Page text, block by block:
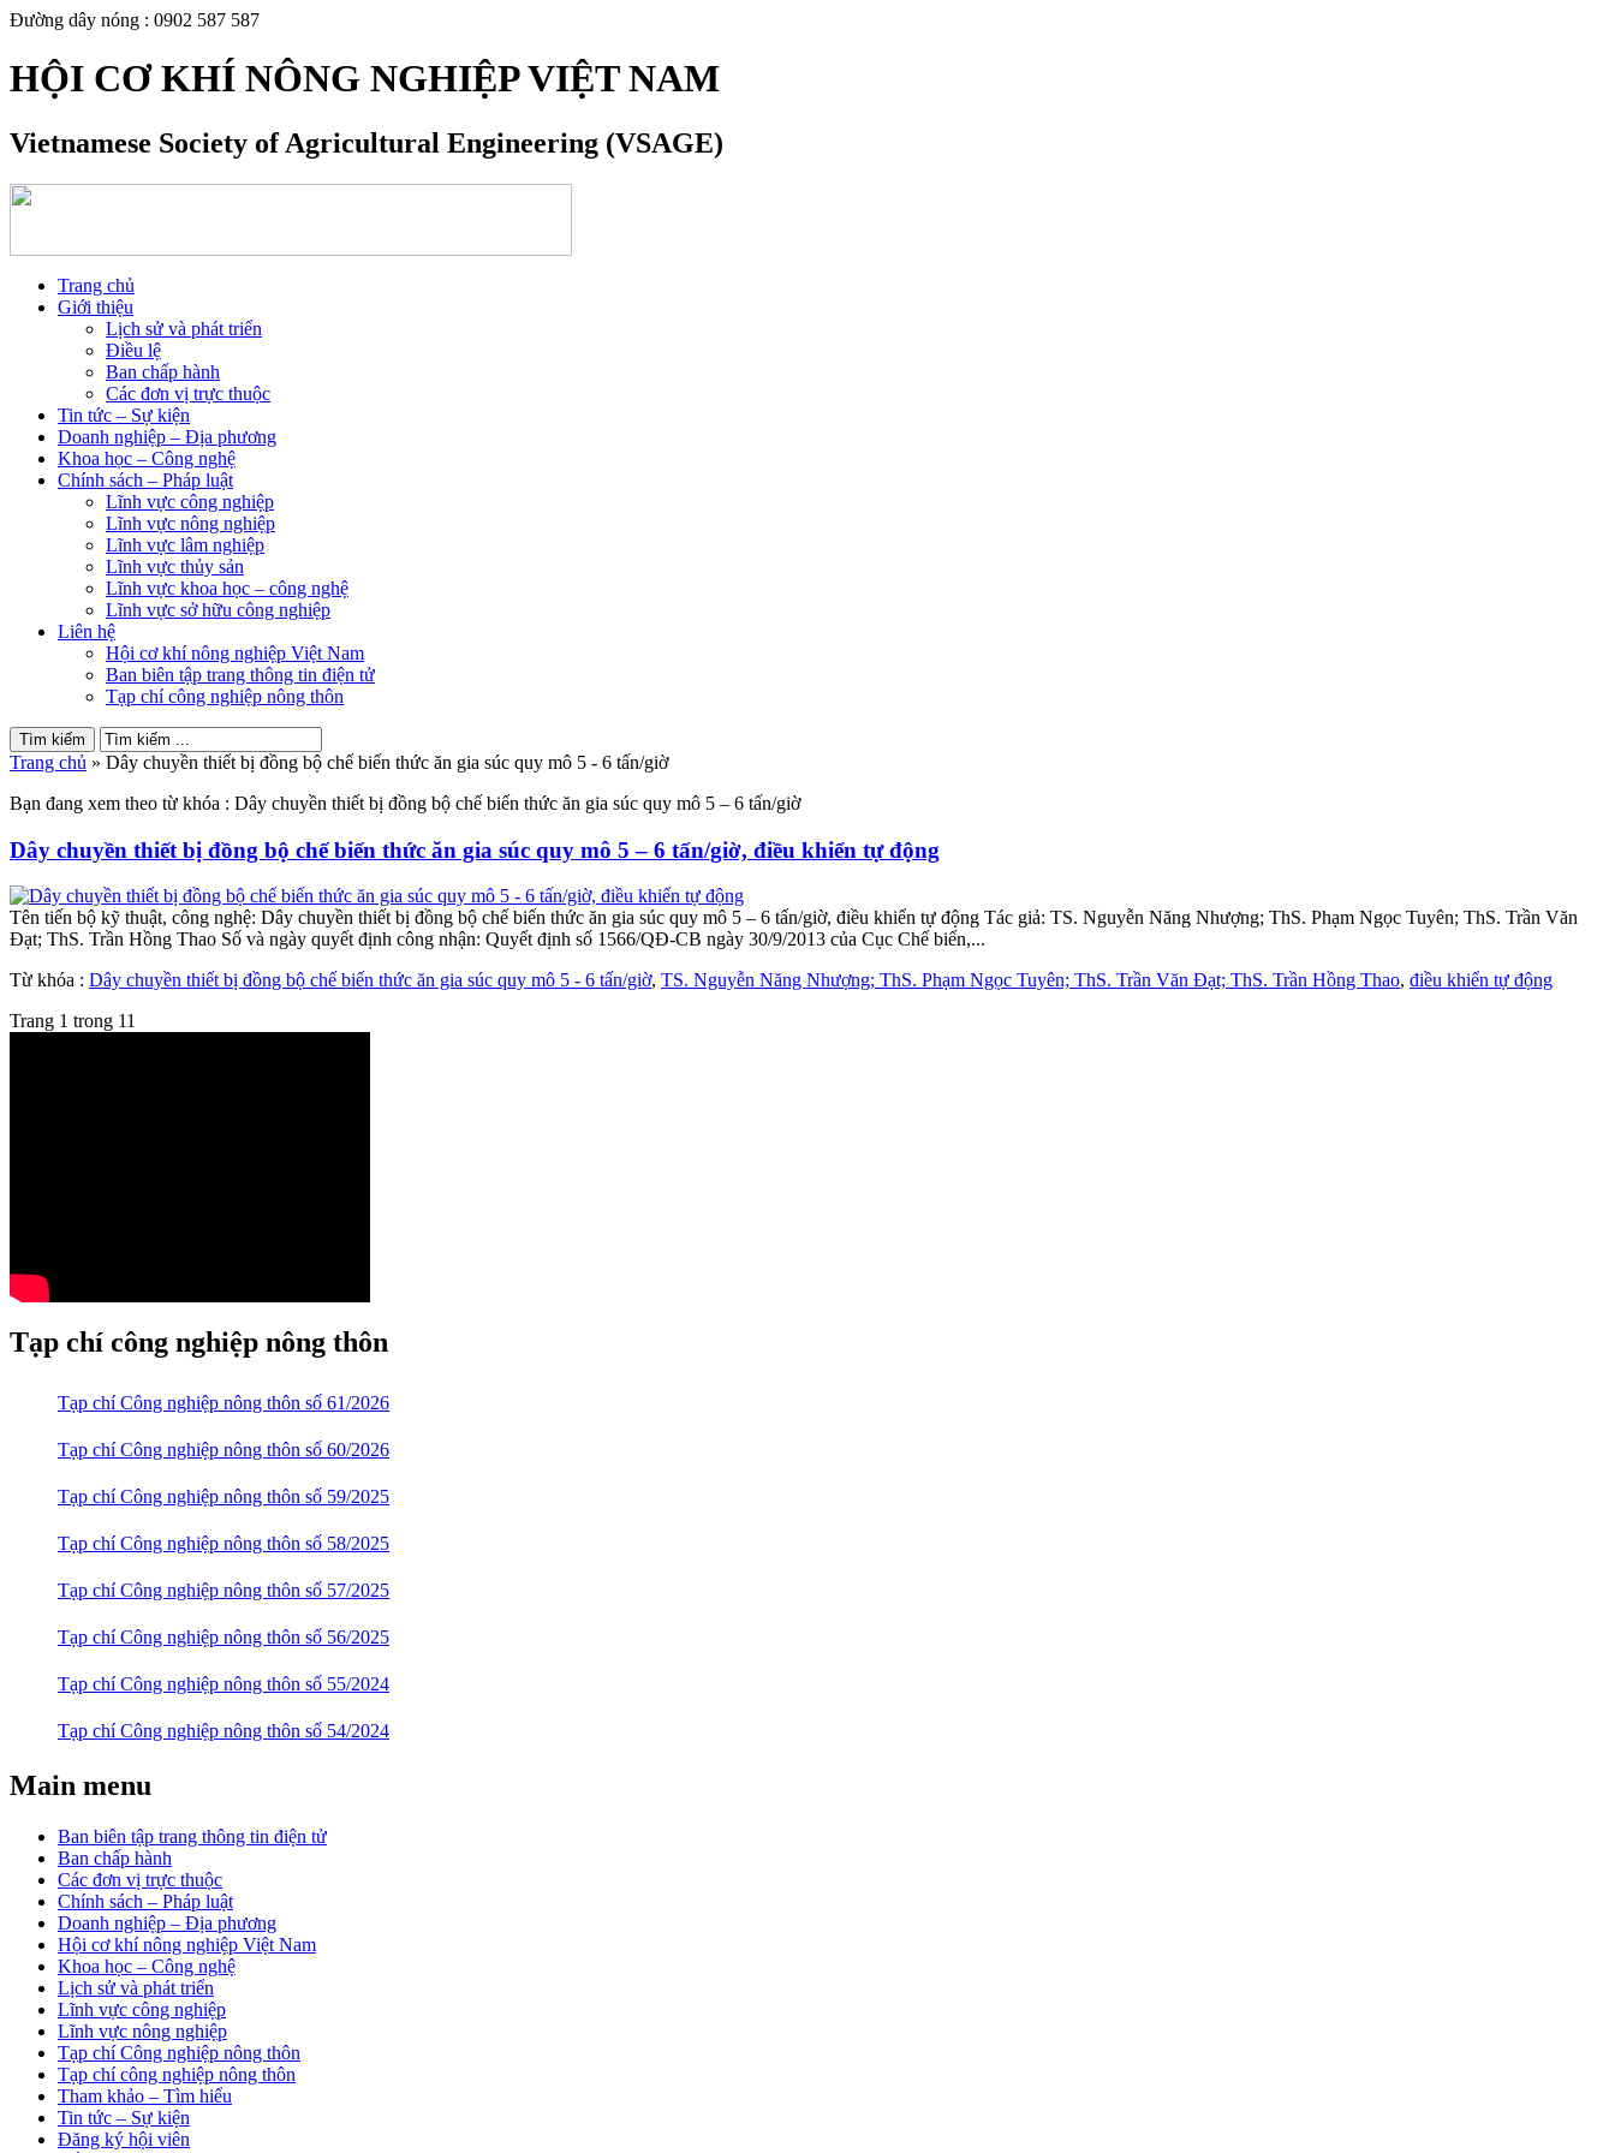
Đường dây nóng : 0902 587 587
HỘI CƠ KHÍ NÔNG NGHIỆP VIỆT NAM
Vietnamese Society of Agricultural Engineering (VSAGE)
Trang chủ
Giới thiệu
Lịch sử và phát triển
Điều lệ
Ban chấp hành
Các đơn vị trực thuộc
Tin tức – Sự kiện
Doanh nghiệp – Địa phương
Khoa học – Công nghệ
Chính sách – Pháp luật
Lĩnh vực công nghiệp
Lĩnh vực nông nghiệp
Lĩnh vực lâm nghiệp
Lĩnh vực thủy sản
Lĩnh vực khoa học – công nghệ
Lĩnh vực sở hữu công nghiệp
Liên hệ
Hội cơ khí nông nghiệp Việt Nam
Ban biên tập trang thông tin điện tử
Tạp chí công nghiệp nông thôn
Trang chủ » Dây chuyền thiết bị đồng bộ chế biến thức ăn gia súc quy mô 5 - 6 tấn/giờ
Bạn đang xem theo từ khóa : Dây chuyền thiết bị đồng bộ chế biến thức ăn gia súc quy mô 5 – 6 tấn/giờ
Dây chuyền thiết bị đồng bộ chế biến thức ăn gia súc quy mô 5 – 6 tấn/giờ, điều khiển tự động
Tên tiến bộ kỹ thuật, công nghệ: Dây chuyền thiết bị đồng bộ chế biến thức ăn gia súc quy mô 5 – 6 tấn/giờ, điều khiển tự động Tác giả: TS. Nguyễn Năng Nhượng; ThS. Phạm Ngọc Tuyên; ThS. Trần Văn
Đạt; ThS. Trần Hồng Thao Số và ngày quyết định công nhận: Quyết định số 1566/QĐ-CB ngày 30/9/2013 của Cục Chế biến,...
Từ khóa : Dây chuyền thiết bị đồng bộ chế biến thức ăn gia súc quy mô 5 - 6 tấn/giờ, TS. Nguyễn Năng Nhượng; ThS. Phạm Ngọc Tuyên; ThS. Trần Văn Đạt; ThS. Trần Hồng Thao, điều khiển tự động
Trang 1 trong 11
Tạp chí công nghiệp nông thôn
Tạp chí Công nghiệp nông thôn số 61/2026
Tạp chí Công nghiệp nông thôn số 60/2026
Tạp chí Công nghiệp nông thôn số 59/2025
Tạp chí Công nghiệp nông thôn số 58/2025
Tạp chí Công nghiệp nông thôn số 57/2025
Tạp chí Công nghiệp nông thôn số 56/2025
Tạp chí Công nghiệp nông thôn số 55/2024
Tạp chí Công nghiệp nông thôn số 54/2024
Main menu
Ban biên tập trang thông tin điện tử
Ban chấp hành
Các đơn vị trực thuộc
Chính sách – Pháp luật
Doanh nghiệp – Địa phương
Hội cơ khí nông nghiệp Việt Nam
Khoa học – Công nghệ
Lịch sử và phát triển
Lĩnh vực công nghiệp
Lĩnh vực nông nghiệp
Tạp chí Công nghiệp nông thôn
Tạp chí công nghiệp nông thôn
Tham khảo – Tìm hiểu
Tin tức – Sự kiện
Đăng ký hội viên